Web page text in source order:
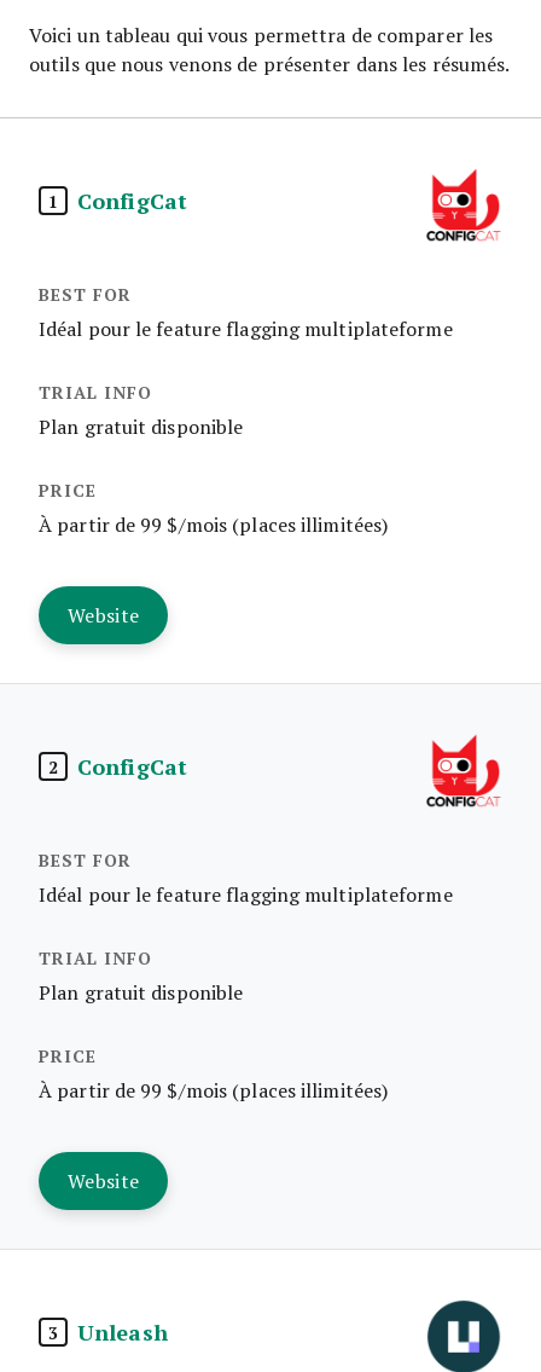
Voici un tableau qui vous permettra de comparer les
outils que nous venons de présenter dans les résumés.
1 ConfigCat
Idéal pour le feature flagging multiplateforme
Plan gratuit disponible
À partir de 99 $/mois (places illimitées)
Website
2 ConfigCat
Idéal pour le feature flagging multiplateforme
Plan gratuit disponible
À partir de 99 $/mois (places illimitées)
Website
3 Unleash